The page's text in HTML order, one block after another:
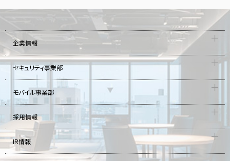
企業情報
セキュリティ事業部
モバイル事業部
採用情報
IR情報